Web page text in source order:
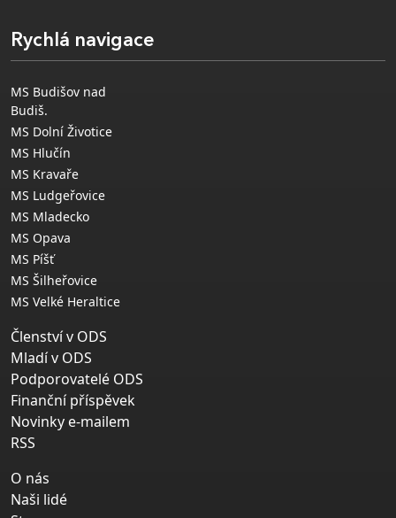
Rychlá navigace
MS Budišov nad
Budiš.
MS Dolní Životice
MS Hlučín
MS Kravaře
MS Ludgeřovice
MS Mladecko
MS Opava
MS Píšť
MS Šilheřovice
MS Velké Heraltice
Členství v ODS
Mladí v ODS
Podporovatelé ODS
Finanční příspěvek
Novinky e-mailem
RSS
O nás
Naši lidé